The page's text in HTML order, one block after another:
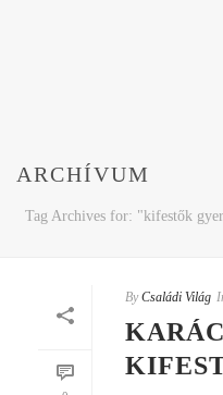
ARCHÍVUM
Tag Archives for: "kifestők
By Családi Világ